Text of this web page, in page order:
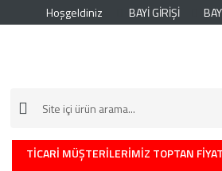
Hoşgeldiniz BAYİ GİRİŞİ
TİCARİ MÜŞTERİLERİMİZ TOPTAN